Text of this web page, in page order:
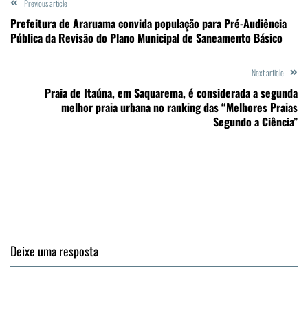
Previous article
Prefeitura de Araruama convida população para Pré-Audiência
Pública da Revisão do Plano Municipal de Saneamento Básico
Next article
Praia de Itaúna, em Saquarema, é considerada a segunda
melhor praia urbana no ranking das “Melhores Praias
Segundo a Ciência”
Deixe uma resposta